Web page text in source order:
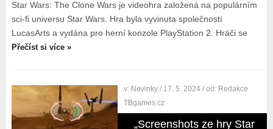
Star Wars: The Clone Wars je videohra založená na populárním
sci-fi universu Star Wars. Hra byla vyvinuta společností
LucasArts a vydána pro herní konzole PlayStation 2. Hráči se
Přečíst si více »
v: Novinky / 17. 5. 2024 / od: Redakce
TBgames.cz
„Screenshots ze hry Star